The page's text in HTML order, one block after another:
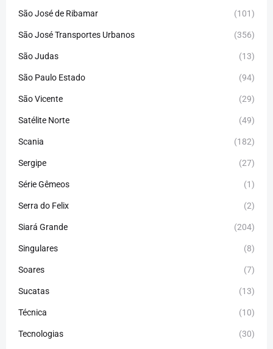
São José de Ribamar (101)
São José Transportes Urbanos (356)
São Judas (13)
São Paulo Estado (94)
São Vicente (29)
Satélite Norte (49)
Scania (182)
Sergipe (27)
Série Gêmeos (1)
Serra do Felix (2)
Siará Grande (204)
Singulares (8)
Soares (7)
Sucatas (13)
Técnica (10)
Tecnologias (30)